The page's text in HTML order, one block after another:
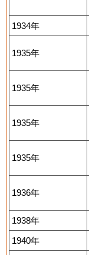
1934年
1935年
1935年
1935年
1935年
1936年
1938年
1940年